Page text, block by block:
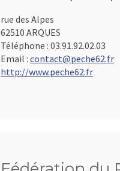
rue des Alpes
62510 ARQUES
Téléphone : 03.91.92.02.03
Email : contact@peche62.fr
http://www.peche62.fr